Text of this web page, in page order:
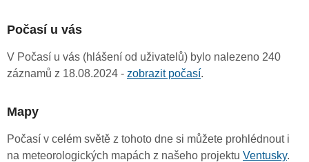
Počasí u vás
V Počasí u vás (hlášení od uživatelů) bylo nalezeno 240
záznamů z 18.08.2024 - zobrazit počasí.
Mapy
Počasí v celém světě z tohoto dne si můžete prohlédnout i
na meteorologických mapách z našeho projektu Ventusky.